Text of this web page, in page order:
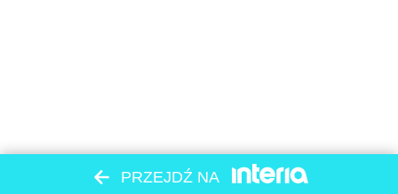
PRZEJDŹ NA